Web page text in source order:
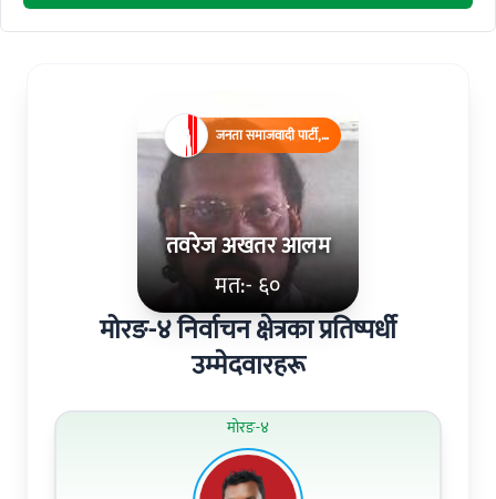
तवरेज अखतर आलम
मत:- ६०
जनता समाजवादी पार्टी,
नेपाल
मोरङ-४ निर्वाचन क्षेत्रका प्रतिष्पर्धी
उम्मेदवारहरू
मोरङ-४